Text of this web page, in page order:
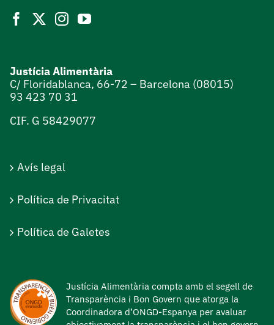
Justícia Alimentària
C/ Floridablanca, 66-72 – Barcelona (08015)
93 423 70 31
CIF. G 58429077
Avís legal
Política de Privacitat
Política de Galetes
Justícia Alimentària compta amb el segell de
Transparència i Bon Govern que atorga la
Coordinadora d’ONGD-Espanya per avaluar